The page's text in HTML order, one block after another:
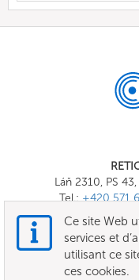
Láň 2310, PS
Tel.:+420 571
E-mail:
Ce site Web
services et
utilisant ce
ces cookies.